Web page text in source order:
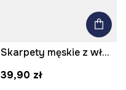
Skarpety męskie z włóknem bambusowym gładkie 3-pack
39,90 zł